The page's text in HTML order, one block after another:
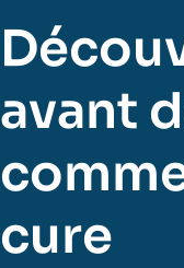
avant
cure